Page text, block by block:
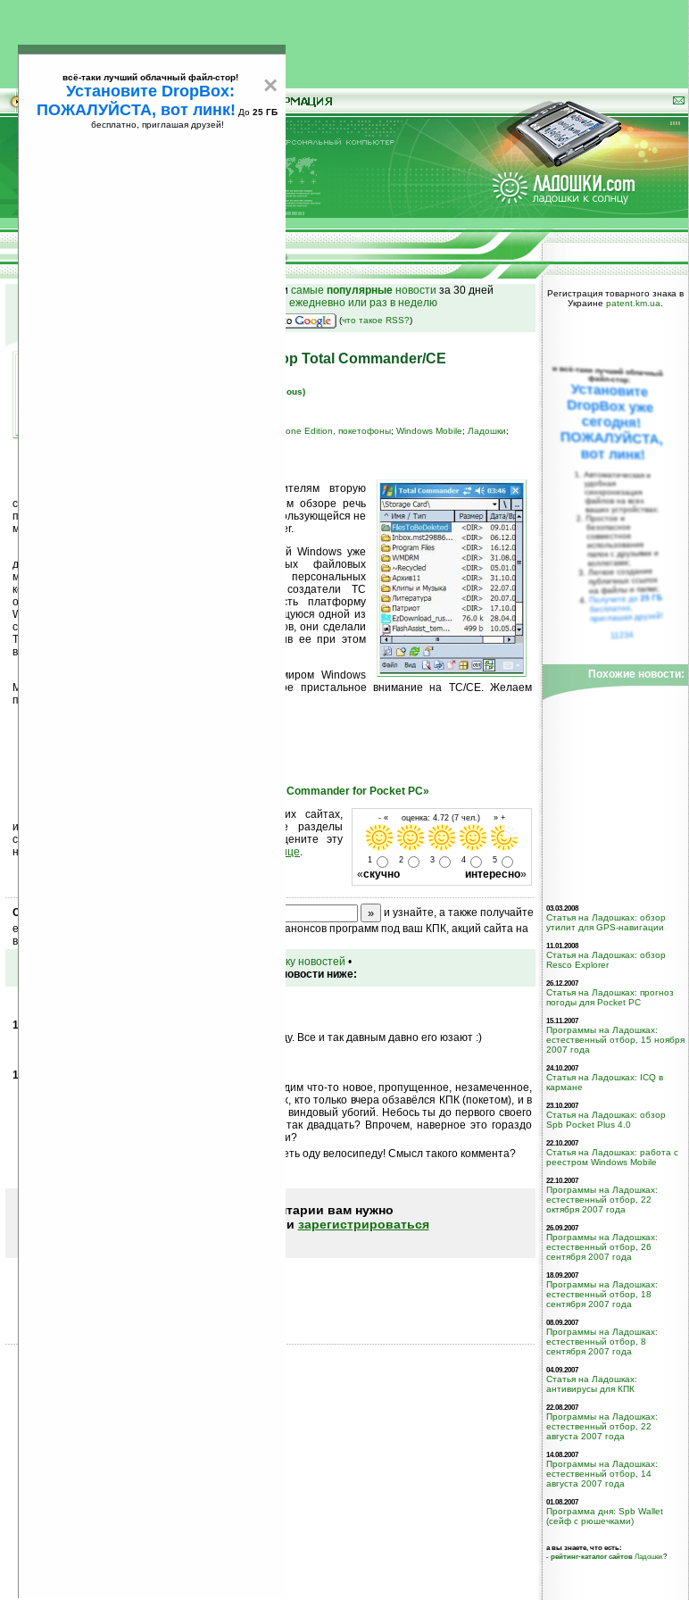
25
и самые популярные новости за 30 дней
на email ежедневно или раз в неделю
(что такое RSS?)
Статья на Ладошках: обзор Total Commander/CE
Вячеслав Черников (devious)
Pocket PC Phone Edition, покетофоны; Windows Mobile; Ладошки;
егодня мы представляем нашим посетителям вторую
статью из цикла «Файловые менеджеры». В новом обзоре речь
пойдет о программе
(TC/CE), пользующейся не
меньшей популярностью в сравнении с Resco Explorer.
Total Commander (TC) для настольных версий Windows уже
давно стал фаворитом среди двух-панельных файловых
менеджеров и обосновался на миллионах персональных
компьютеров и ноутбуков. Практически сразу создатели TC
обратили внимание на набиравшую популярность платформу
Windows Mobile и выпустили версию TC/CE, являющуюся одной из
старейших в своей категории. К чести разработчиков, они сделали
TC/CE абсолютно бесплатной программой, наделив ее при этом
всеми необходимыми функциями.
В общем, если вы только знакомитесь с миром Windows
Mobile, то вам определенно стоит обратить самое пристальное внимание на TC/CE. Желаем
приятного чтения!
Читать статью «Файловые менеджеры: Total Commander for Pocket PC»
- « оценка: 4.72 (7 чел.) » +
1 2 3 4 5
«скучно интересно»
Устанавливайте линк на Ладошки на своих сайтах,
изучайте коммерческую информацию, посещайте разделы
сайта (форум, чат, новости, файлы, прочие). Оцените эту
новость и оставьте свой комментарий
ниже на странице.
Скоро
и узнайте, а также получайте
ежедневный или еженедельный дайджест новостей, анонсов программ под ваш КПК, акций сайта на
ваш почтовый ящик.
вернуться к списку новостей •
Обсуждение этой новости ниже:
14.01.2008
Обсуждать тотал, все равно что петь оду велисипеду. Все и так давным давно его юзают :)
14.01.2008
2 911: часто читая ту же книгу второй раз, мы находим что-то новое, пропущенное, незамеченное,
непонятое. Тем более не говоря так уверенно о тех, кто только вчера обзавёлся КПК (покетом), и в
глаза не видел других файлменеджеров, кроме как виндовый убогий. Небось ты до первого своего
КПК уже знал про тотал-велосипед для КПК, лет так двадцать? Впрочем, наверное это гораздо
дальше твоего срока бытия? :) Пошто столько желчи?
Комментировать статью про тотал, всё равно что петь оду велосипеду! Смысл такого коммента?
Чтобы писать комментарии вам нужно
или зарегистрироваться
Регистрация товарного знака в
Украине patent.km.ua
×
всё-таки лучший облачный файл-стор!
Установите DropBox:
ПОЖАЛУЙСТА, вот линк! До 25 ГБ
бесплатно, приглашая друзей!
и всё-таки лучший облачный
файл-стор:
Установите
DropBox уже
сегодня!
ПОЖАЛУЙСТА,
вот линк!
Автоматическая и
удобная
синхронизация
файлов на всех
ваших устройствах;
Простое и
безопасное
совместное
использование
папок с друзьями и
коллегами;
Легкое создание
публичных ссылок
на файлы и папки;
Получите до25 ГБ
бесплатно,
приглашая друзей!
11234
Похожие новости:
03.03.2008
Статья на Ладошках: обзор
утилит для GPS-навигации
11.01.2008
Статья на Ладошках: обзор
Resco Explorer
26.12.2007
Статья на Ладошках: прогноз
погоды для Pocket PC
15.11.2007
Программы на Ладошках:
естественный отбор, 15 ноября
2007 года
24.10.2007
Статья на Ладошках: ICQ в
кармане
23.10.2007
Статья на Ладошках: обзор
Spb Pocket Plus 4.0
22.10.2007
Статья на Ладошках: работа с
реестром Windows Mobile
22.10.2007
Программы на Ладошках:
естественный отбор, 22
октября 2007 года
26.09.2007
Программы на Ладошках:
естественный отбор, 26
сентября 2007 года
18.09.2007
Программы на Ладошках:
естественный отбор, 18
сентября 2007 года
08.09.2007
Программы на Ладошках:
естественный отбор, 8
сентября 2007 года
04.09.2007
Статья на Ладошках:
антивирусы для КПК
22.08.2007
Программы на Ладошках:
естественный отбор, 22
августа 2007 года
14.08.2007
Программы на Ладошках:
естественный отбор, 14
августа 2007 года
01.08.2007
Программа дня: Spb Wallet
(сейф с рюшечками)
а вы знаете, что есть:
- рейтинг-каталог сайтов Ладошек?